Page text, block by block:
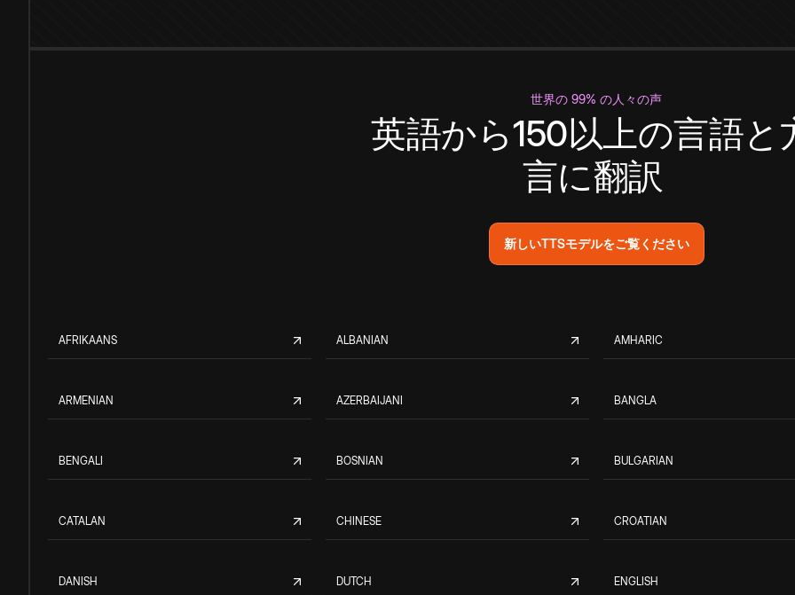
世界の 99% の人々の声
英語から150以上の言語と
言に翻訳
新しいTTSモデルをご覧ください
AFRIKAANS ALBANIAN AMHARIC
ARMENIAN AZERBAIJANI BANGLA
BENGALI BOSNIAN BULGARIAN
CATALAN CHINESE CROATIAN
DANISH DUTCH ENGLISH